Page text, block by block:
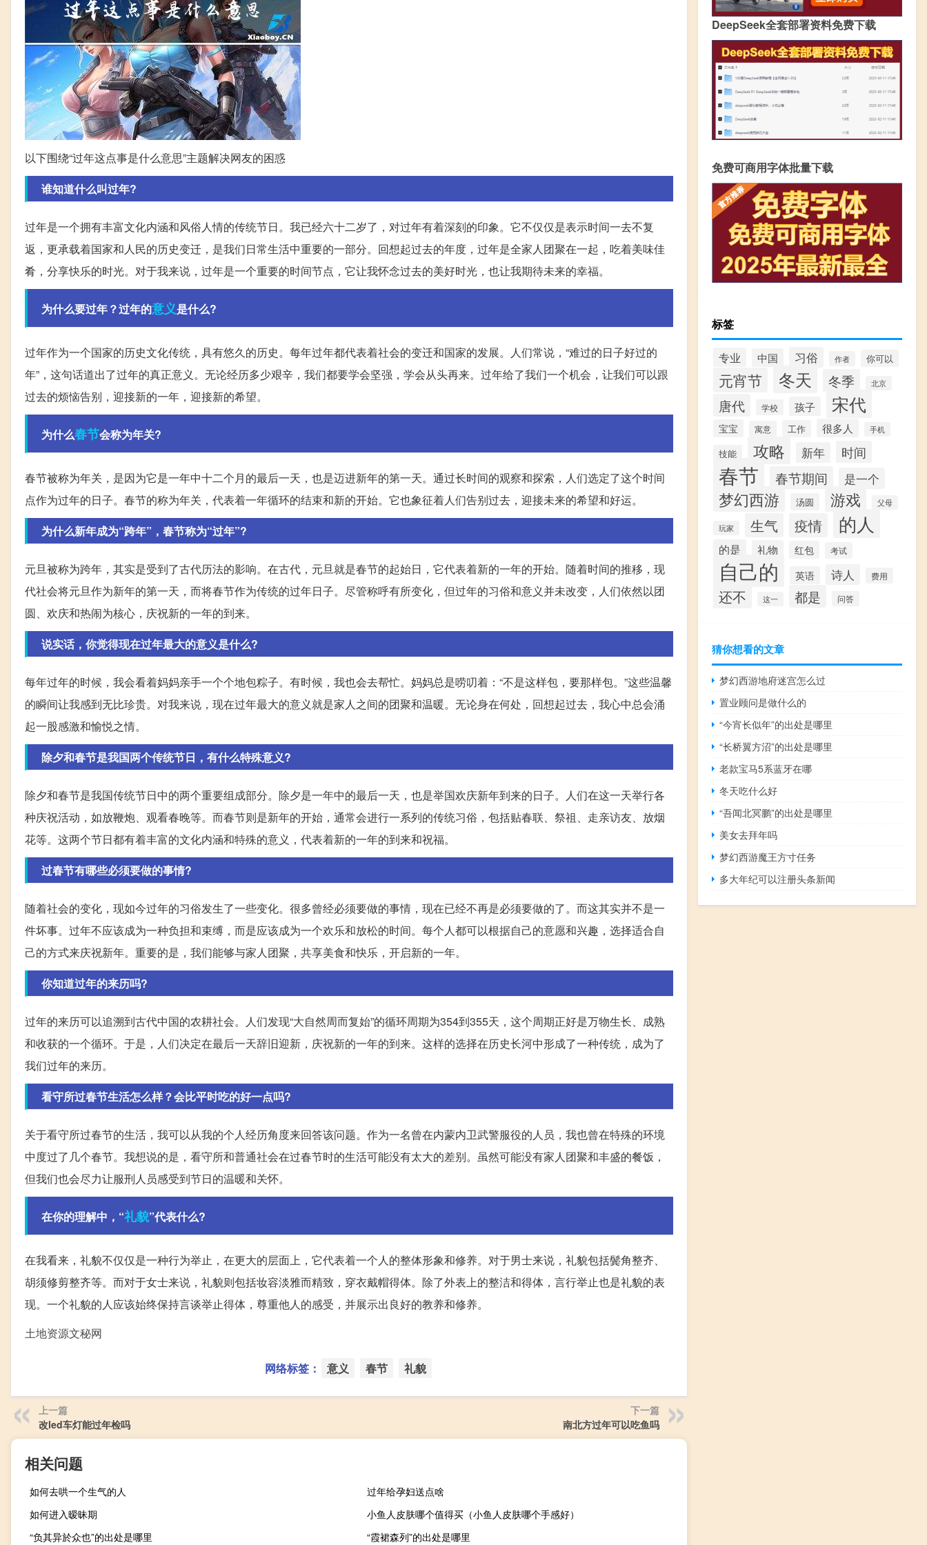
以下围绕“过年这点事是什么意思”主题解决网友的困惑
谁知道什么叫过年?
过年是一个拥有丰富文化内涵和风俗人情的传统节日。我已经六十二岁了，对过年有着深刻的印象。它不仅仅是表示时间一去不复
返，更承载着国家和人民的历史变迁，是我们日常生活中重要的一部分。回想起过去的年度，过年是全家人团聚在一起，吃着美味佳
肴，分享快乐的时光。对于我来说，过年是一个重要的时间节点，它让我怀念过去的美好时光，也让我期待未来的幸福。
为什么要过年？过年的意义是什么?
过年作为一个国家的历史文化传统，具有悠久的历史。每年过年都代表着社会的变迁和国家的发展。人们常说，“难过的日子好过的
年”，这句话道出了过年的真正意义。无论经历多少艰辛，我们都要学会坚强，学会从头再来。过年给了我们一个机会，让我们可以跟
过去的烦恼告别，迎接新的一年，迎接新的希望。
为什么春节会称为年关?
春节被称为年关，是因为它是一年中十二个月的最后一天，也是迈进新年的第一天。通过长时间的观察和探索，人们选定了这个时间
点作为过年的日子。春节的称为年关，代表着一年循环的结束和新的开始。它也象征着人们告别过去，迎接未来的希望和好运。
为什么新年成为“跨年”，春节称为“过年”?
元旦被称为跨年，其实是受到了古代历法的影响。在古代，元旦就是春节的起始日，它代表着新的一年的开始。随着时间的推移，现
代社会将元旦作为新年的第一天，而将春节作为传统的过年日子。尽管称呼有所变化，但过年的习俗和意义并未改变，人们依然以团
圆、欢庆和热闹为核心，庆祝新的一年的到来。
说实话，你觉得现在过年最大的意义是什么?
每年过年的时候，我会看着妈妈亲手一个个地包粽子。有时候，我也会去帮忙。妈妈总是唠叨着：“不是这样包，要那样包。”这些温馨
的瞬间让我感到无比珍贵。对我来说，现在过年最大的意义就是家人之间的团聚和温暖。无论身在何处，回想起过去，我心中总会涌
起一股感激和愉悦之情。
除夕和春节是我国两个传统节日，有什么特殊意义?
除夕和春节是我国传统节日中的两个重要组成部分。除夕是一年中的最后一天，也是举国欢庆新年到来的日子。人们在这一天举行各
种庆祝活动，如放鞭炮、观看春晚等。而春节则是新年的开始，通常会进行一系列的传统习俗，包括贴春联、祭祖、走亲访友、放烟
花等。这两个节日都有着丰富的文化内涵和特殊的意义，代表着新的一年的到来和祝福。
过春节有哪些必须要做的事情?
随着社会的变化，现如今过年的习俗发生了一些变化。很多曾经必须要做的事情，现在已经不再是必须要做的了。而这其实并不是一
件坏事。过年不应该成为一种负担和束缚，而是应该成为一个欢乐和放松的时间。每个人都可以根据自己的意愿和兴趣，选择适合自
己的方式来庆祝新年。重要的是，我们能够与家人团聚，共享美食和快乐，开启新的一年。
你知道过年的来历吗?
过年的来历可以追溯到古代中国的农耕社会。人们发现“大自然周而复始”的循环周期为354到355天，这个周期正好是万物生长、成熟
和收获的一个循环。于是，人们决定在最后一天辞旧迎新，庆祝新的一年的到来。这样的选择在历史长河中形成了一种传统，成为了
我们过年的来历。
看守所过春节生活怎么样？会比平时吃的好一点吗?
关于看守所过春节的生活，我可以从我的个人经历角度来回答该问题。作为一名曾在内蒙内卫武警服役的人员，我也曾在特殊的环境
中度过了几个春节。我想说的是，看守所和普通社会在过春节时的生活可能没有太大的差别。虽然可能没有家人团聚和丰盛的餐饭，
但我们也会尽力让服刑人员感受到节日的温暖和关怀。
在你的理解中，“礼貌”代表什么?
在我看来，礼貌不仅仅是一种行为举止，在更大的层面上，它代表着一个人的整体形象和修养。对于男士来说，礼貌包括鬓角整齐、
胡须修剪整齐等。而对于女士来说，礼貌则包括妆容淡雅而精致，穿衣戴帽得体。除了外表上的整洁和得体，言行举止也是礼貌的表
现。一个礼貌的人应该始终保持言谈举止得体，尊重他人的感受，并展示出良好的教养和修养。
土地资源文秘网
网络标签： 意义 春节 礼貌
上一篇
改led车灯能过年检吗
下一篇
南北方过年可以吃鱼吗
相关问题
如何去哄一个生气的人
过年给孕妇送点啥
如何进入暧昧期
小鱼人皮肤哪个值得买（小鱼人皮肤哪个手感好）
“负其异於众也”的出处是哪里
“霞裙森列”的出处是哪里
DeepSeek全套部署资料免费下载
免费可商用字体批量下载
标签
专业 中国 习俗 作者 你可以
元宵节 冬天 冬季 北京
唐代 学校 孩子 宋代
宝宝 寓意 工作 很多人 手机
技能 攻略 新年 时间
春节 春节期间 是一个
梦幻西游 汤圆 游戏 父母
玩家 生气 疫情 的人
的是 礼物 红包 考试
自己的 英语 诗人 费用
还不 这一 都是 问答
猜你想看的文章
梦幻西游地府迷宫怎么过
置业顾问是做什么的
“今宵长似年”的出处是哪里
“长桥翼方沼”的出处是哪里
老款宝马5系蓝牙在哪
冬天吃什么好
“吾闻北冥鹏”的出处是哪里
美女去拜年吗
梦幻西游魔王方寸任务
多大年纪可以注册头条新闻